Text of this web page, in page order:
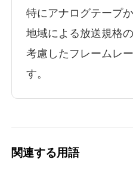
特にアナログテープ
地域による放送規格
考慮したフレームレ
す。
関連する用語